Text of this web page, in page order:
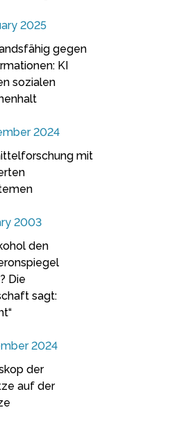
2025
gegen
KI
sozialen
2024
mit
2003
den
Die
sagt:
2024
der
auf der